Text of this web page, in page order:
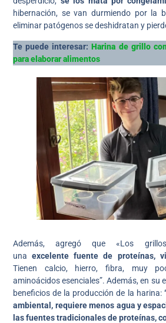
hibernación, se van durmiendo por la
eliminar patógenos se deshidratan y
Te puede interesar:Harina de grillo
para elaborar alimentos
Además, agregó que «Los
unaexcelente fuente de proteínas,
Tienen calcio, hierro, fibra, muy
aminoácidos esenciales”. Además, en su
beneficios de la producción de la harina:
ambiental, requiere menos agua y
las fuentes tradicionales de proteínas,